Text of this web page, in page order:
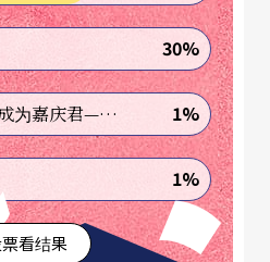
氛围，两者相对距离愈来
抗之势也跟著发挥最大的
能量，表现于身体之外的
著地爬行的动作，这些肢
能反应，譬如从手指→手腕
30%
《转生到异世界成为嘉庆君—发现我的祖先是诈骗集团!?》 1%
1%
看结果